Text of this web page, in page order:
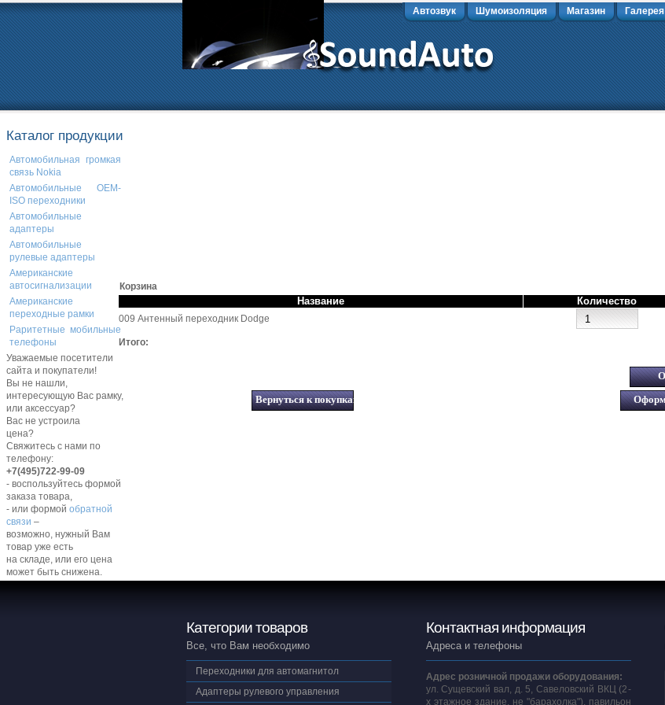
Автозвук Шумоизоляция Магазин Галерея
Каталог продукции
Автомобильная громкая
связь Nokia
Автомобильные OEM-
ISO переходники
Автомобильные
адаптеры
Автомобильные
рулевые адаптеры
Американские
автосигнализации
Американские
переходные рамки
Раритетные мобильные
телефоны
Уважаемые посетители
сайта и покупатели!
Вы не нашли,
интересующую Вас рамку,
или аксессуар?
Вас не устроила
цена?
Свяжитесь с нами по
телефону:
+7(495)722-99-09
- воспользуйтесь формой
заказа товара,
- или формой обратной
связи –
возможно, нужный Вам
товар уже есть
на складе, или его цена
может быть снижена.
Корзина
Название Количество
009 Антенный переходник Dodge
Итого:
Категории товаров
Все, что Вам необходимо
Переходники для автомагнитол
Адаптеры рулевого управления
Контактная информация
Адреса и телефоны
Адрес розничной продажи оборудования:
ул. Сущевский вал, д. 5, Савеловский ВКЦ (2-
х этажное здание, не "барахолка"), павильон